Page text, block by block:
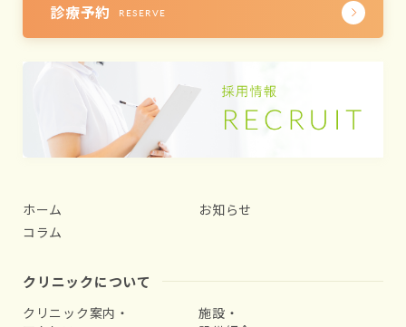
診療予約 RESERVE
ホーム
お知らせ
コラム
クリニックについて
クリニック案内・
施設・